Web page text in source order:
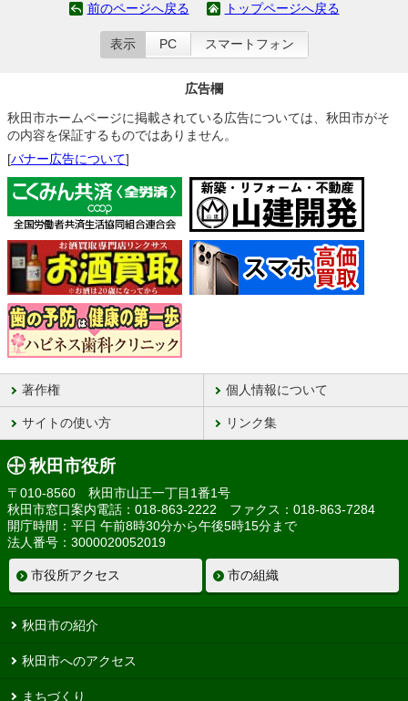
前のページへ戻る トップページへ戻る
表示 PC スマートフォン
広告欄
秋田市ホームページに掲載されている広告については、秋田市がそ
の内容を保証するものではありません。
[バナー広告について]
著作権 個人情報について
サイトの使い方 リンク集
秋田市役所
〒010-8560 秋田市山王一丁目1番1号
秋田市窓口案内電話：018-863-2222 ファクス：018-863-7284
開庁時間：平日 午前8時30分から午後5時15分まで
法人番号：3000020052019
市役所アクセス 市の組織
秋田市の紹介
秋田市へのアクセス
まちづくり